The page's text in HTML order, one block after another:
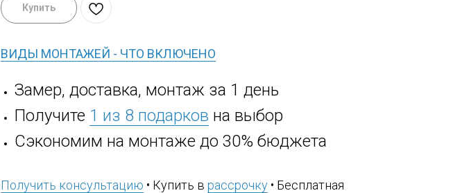
Купить
ВИДЫ МОНТАЖЕЙ - ЧТО ВКЛЮЧЕНО
Замер, доставка, монтаж за 1 день
Получите 1 из 8 подарков на выбор
Сэкономим на монтаже до 30% бюджета
Получить консультацию • Купить в рассрочку • Бесплатная